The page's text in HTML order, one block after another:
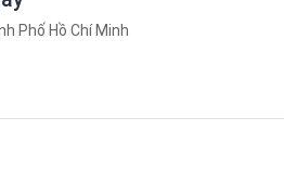
Phố Hồ Chí Minh